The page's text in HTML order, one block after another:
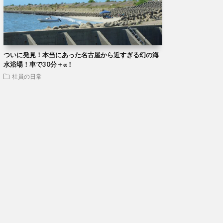
ついに発見！本当にあった名古屋から近すぎる幻の海
水浴場！車で30分＋α！
社員の日常